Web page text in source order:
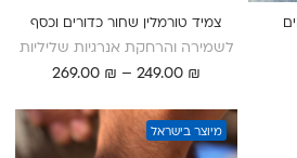
צמיד טורמלין שחור כדורים וכסף
לשמירה והרחקת אנרגיות שליליות
249.00 ₪
–
269.00 ₪
טווח
עד
מיוצר בישראל